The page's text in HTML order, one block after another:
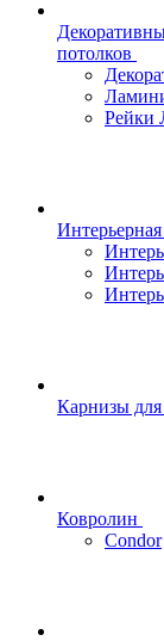
потолков
Рейки
Интерьерная
Карнизы
Ковролин
Condor